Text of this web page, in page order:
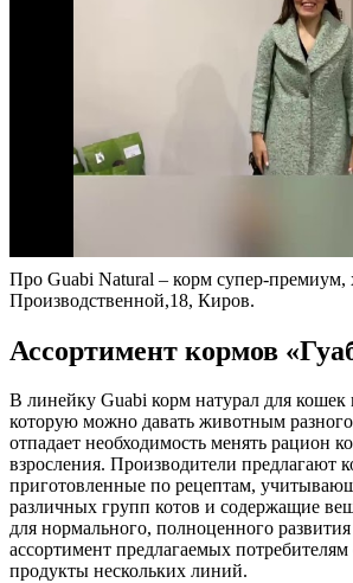
Про Guabi Natural – корм супер-премиум,
Производственной,18, Киров.
Ассортимент кормов
В линейку Guabi корм натурал для кошек
которую можно давать животным разного
отпадает необходимость менять рацион
взросления. Производители предлагают
приготовленные по рецептам,
различных групп котов и содержащие
для нормального, полноценного
ассортимент предлагаемых потребителям
продукты нескольких линий.